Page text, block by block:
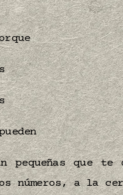
pequeñas que te
números, a la